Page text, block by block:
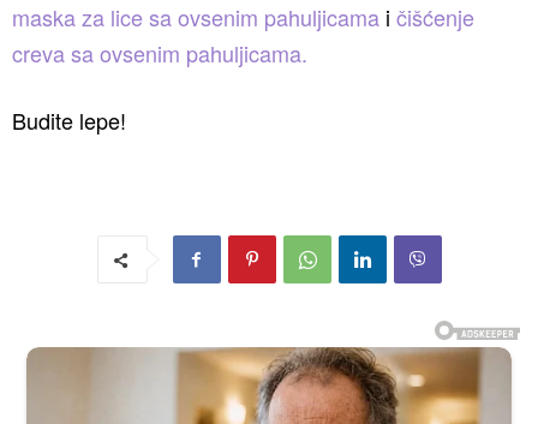
maska za lice sa ovsenim pahuljicama i čišćenje
creva sa ovsenim pahuljicama.
Budite lepe!